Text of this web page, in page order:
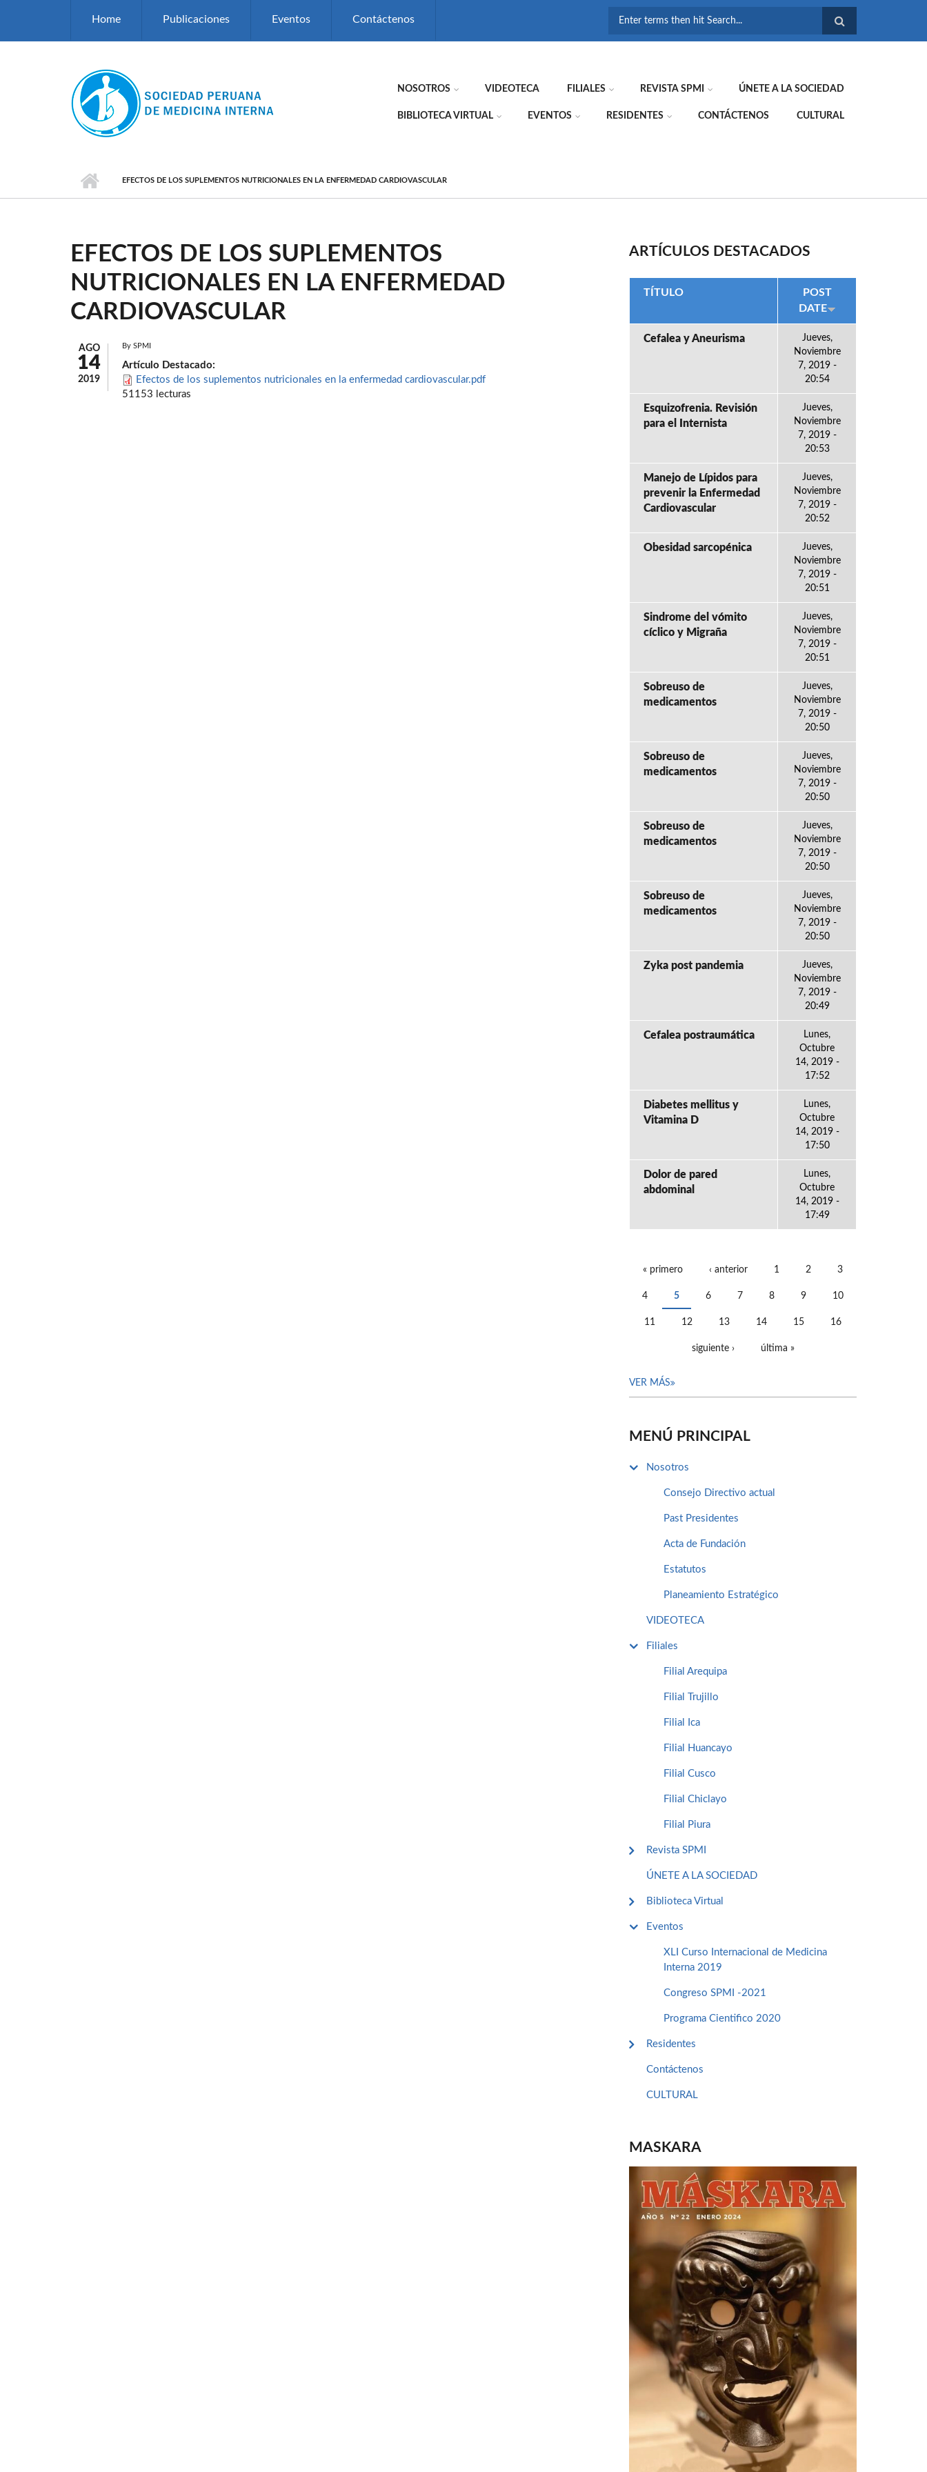
Home Publicaciones Eventos Contáctenos
NOSOTROS VIDEOTECA FILIALES REVISTA SPMI ÚNETE A LA SOCIEDAD
BIBLIOTECA VIRTUAL EVENTOS RESIDENTES CONTÁCTENOS CULTURAL
EFECTOS DE LOS SUPLEMENTOS NUTRICIONALES EN LA ENFERMEDAD CARDIOVASCULAR
EFECTOS DE LOS SUPLEMENTOS
NUTRICIONALES EN LA ENFERMEDAD
CARDIOVASCULAR
AGO
14
2019
By SPMI
Artículo Destacado:
Efectos de los suplementos nutricionales en la enfermedad cardiovascular.pdf
51153 lecturas
ARTÍCULOS DESTACADOS
TÍTULO
POST
DATE
Cefalea y Aneurisma
Jueves,
Noviembre
7, 2019 -
20:54
Esquizofrenia. Revisión
para el Internista
Jueves,
Noviembre
7, 2019 -
20:53
Manejo de Lípidos para
prevenir la Enfermedad
Cardiovascular
Jueves,
Noviembre
7, 2019 -
20:52
Obesidad sarcopénica
Jueves,
Noviembre
7, 2019 -
20:51
Sindrome del vómito
cíclico y Migraña
Jueves,
Noviembre
7, 2019 -
20:51
Sobreuso de
medicamentos
Jueves,
Noviembre
7, 2019 -
20:50
Sobreuso de
medicamentos
Jueves,
Noviembre
7, 2019 -
20:50
Sobreuso de
medicamentos
Jueves,
Noviembre
7, 2019 -
20:50
Sobreuso de
medicamentos
Jueves,
Noviembre
7, 2019 -
20:50
Zyka post pandemia
Jueves,
Noviembre
7, 2019 -
20:49
Cefalea postraumática
Lunes,
Octubre
14, 2019 -
17:52
Diabetes mellitus y
Vitamina D
Lunes,
Octubre
14, 2019 -
17:50
Dolor de pared
abdominal
Lunes,
Octubre
14, 2019 -
17:49
« primero ‹ anterior 1 2 3
4 5 6 7 8 9 10
11 12 13 14 15 16
siguiente › última »
VER MÁS
MENÚ PRINCIPAL
Nosotros
Consejo Directivo actual
Past Presidentes
Acta de Fundación
Estatutos
Planeamiento Estratégico
VIDEOTECA
Filiales
Filial Arequipa
Filial Trujillo
Filial Ica
Filial Huancayo
Filial Cusco
Filial Chiclayo
Filial Piura
Revista SPMI
ÚNETE A LA SOCIEDAD
Biblioteca Virtual
Eventos
XLI Curso Internacional de Medicina
Interna 2019
Congreso SPMI -2021
Programa Cientifico 2020
Residentes
Contáctenos
CULTURAL
MASKARA